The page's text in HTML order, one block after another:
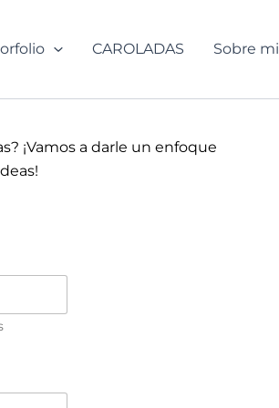
CAROLADAS Sobre mi
¡Vamos a darle un enfoque